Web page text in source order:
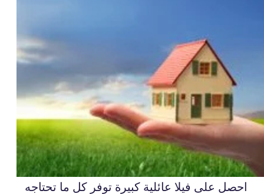
احصل على فيلا عائلية كبيرة توفر كل ما تحتاجه